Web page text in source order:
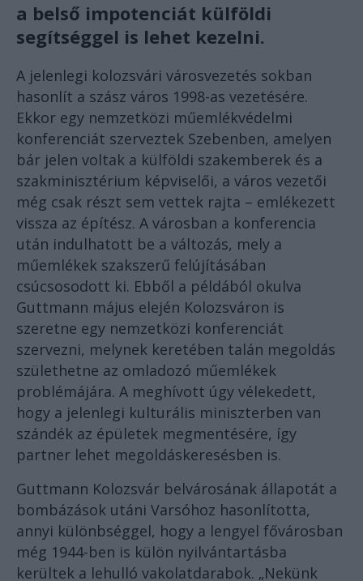
a belső impotenciát külföldi
segítséggel is lehet kezelni.
A jelenlegi kolozsvári városvezetés sokban
hasonlít a szász város 1998-as vezetésére.
Ekkor egy nemzetközi műemlékvédelmi
konferenciát szerveztek Szebenben, amelyen
bár jelen voltak a külföldi szakemberek és a
szakminisztérium képviselői, a város vezetői
még csak részt sem vettek rajta – emlékezett
vissza az építész. A városban a konferencia
után indulhatott be a változás, mely a
műemlékek szakszerű felújításában
csúcsosodott ki. Ebből a példából okulva
Guttmann május elején Kolozsváron is
szeretne egy nemzetközi konferenciát
szervezni, melynek keretében talán megoldás
születhetne az omladozó műemlékek
problémájára. A meghívott úgy vélekedett,
hogy a jelenlegi kulturális miniszterben van
szándék az épületek megmentésére, így
partner lehet megoldáskeresésben is.
Guttmann Kolozsvár belvárosának állapotát a
bombázások utáni Varsóhoz hasonlította,
annyi különbséggel, hogy a lengyel fővárosban
még 1944-ben is külön nyilvántartásba
kerültek a lehulló vakolatdarabok. „Nekünk